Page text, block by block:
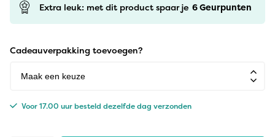
Extra leuk: met dit product spaar je 6Geurpunten
Cadeauverpakking toevoegen?
Voor 17.00 uur besteld dezelfde dag verzonden